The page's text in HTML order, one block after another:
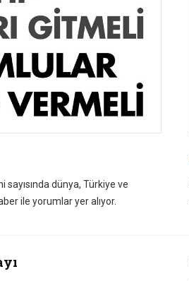
dünya, Türkiye ve
ile yorumlar yer alıyor.